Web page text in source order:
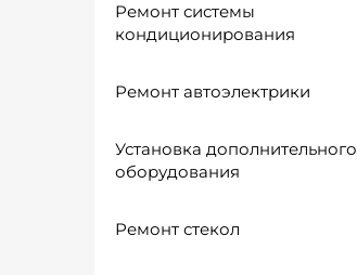
Ремонт системы
кондиционирования
Ремонт автоэлектрики
Установка дополнительного
оборудования
Ремонт стекол